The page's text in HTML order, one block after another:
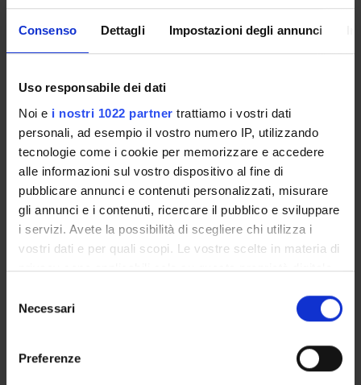
Consenso Dettagli Impostazioni degli annunci
Uso responsabile dei dati
Noi e i nostri 1022 partner trattiamo i vostri dati
personali, ad esempio il vostro numero IP, utilizzando
tecnologie come i cookie per memorizzare e accedere
alle informazioni sul vostro dispositivo al fine di
pubblicare annunci e contenuti personalizzati, misurare
gli annunci e i contenuti, ricercare il pubblico e sviluppare
i servizi. Avete la possibilità di scegliere chi utilizza i
vostri dati e per quali scopi. Le vostre scelte in materia di
privacy sono applicabili solo su questa proprietà digitale
modificare o revocare il proprio consenso in qualsiasi
momento dalla Dichiarazione sui cookie o facendo clic
delNecessari
Preferenze
Come iscriversi
Calendario didattico
Calendario esami
Bacheca avvisi
Proposte tesi e stage
Organi collegiali e di governo
Docenti
CORSI DI STUDIO
DOTTORATI, MASTER E FORMAZIONE SUPERIORE